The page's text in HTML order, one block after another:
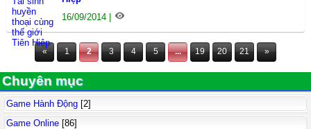
16/09/2014 |
« 1 2 3 4 5 ... 19 20 21 »
Chuyên mục
Game Hành Động [2]
Game Online [86]